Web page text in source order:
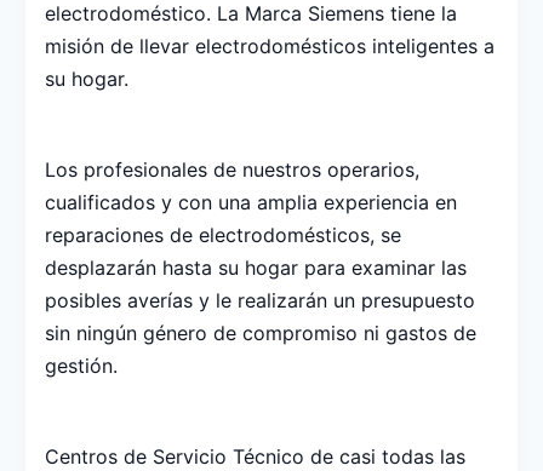
electrodoméstico. La Marca Siemens tiene la
misión de llevar electrodomésticos inteligentes a
su hogar.
Los profesionales de nuestros operarios,
cualificados y con una amplia experiencia en
reparaciones de electrodomésticos, se
desplazarán hasta su hogar para examinar las
posibles averías y le realizarán un presupuesto
sin ningún género de compromiso ni gastos de
gestión.
Centros de Servicio Técnico de casi todas las